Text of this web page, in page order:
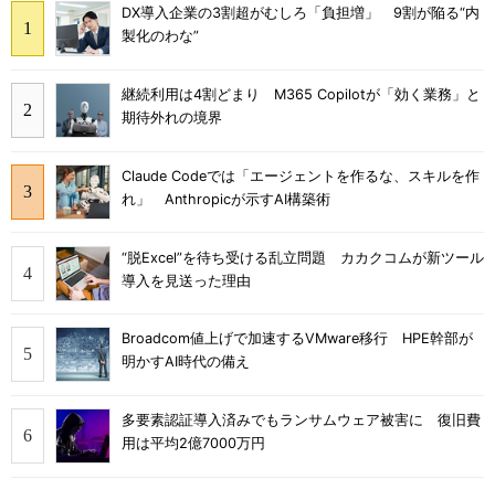
DX導入企業の3割超がむしろ「負担増」 9割が陥る“内
製化のわな”
継続利用は4割どまり M365 Copilotが「効く業務」と
期待外れの境界
Claude Codeでは「エージェントを作るな、スキルを作
れ」 Anthropicが示すAI構築術
“脱Excel”を待ち受ける乱立問題 カカクコムが新ツール
導入を見送った理由
Broadcom値上げで加速するVMware移行 HPE幹部が
明かすAI時代の備え
多要素認証導入済みでもランサムウェア被害に 復旧費
用は平均2億7000万円